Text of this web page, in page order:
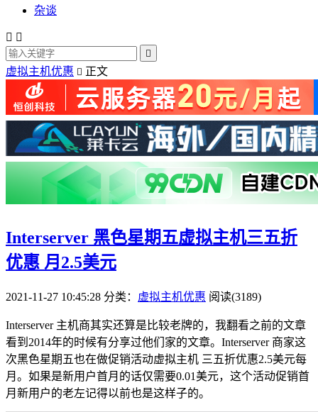
杂谈
 

虚拟主机优惠  正文
Interserver 黑色星期五虚拟主机三五折
优惠 月2.5美元
2021-11-27 10:45:28 分类： 虚拟主机优惠 阅读(3189)
Interserver 主机商其实还算是比较老牌的，我翻看之前的文章
看到2014年的时候有分享过他们家的文章。Interserver 商家这
次黑色星期五也在做促销活动虚拟主机 三五折优惠2.5美元每
月。如果是新用户首月的话仅需要0.01美元，这个活动促销首
月新用户的老左记得以前也是这样子的。